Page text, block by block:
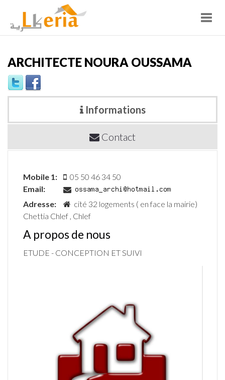
ARCHITECTE NOURA OUSSAMA
Informations
Contact
Mobile 1:
05 50 46 34 50
Email:
Adresse:
cité 32 logements ( en face la mairie)
Chettia Chlef , Chlef
A propos de nous
ETUDE - CONCEPTION ET SUIVI